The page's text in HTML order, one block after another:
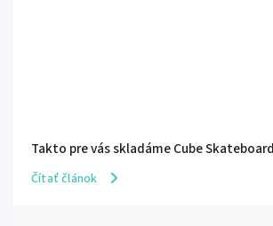
Takto pre vás skladáme Cube
Čítať článok